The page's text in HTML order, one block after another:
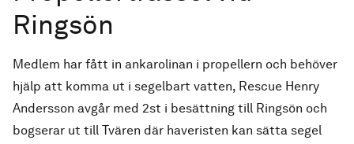
Ringsön
Medlem har fått in ankarolinan i propellern och behöver
hjälp att komma ut i segelbart vatten, Rescue Henry
Andersson avgår med 2st i besättning till Ringsön och
bogserar ut till Tvären där haveristen kan sätta segel